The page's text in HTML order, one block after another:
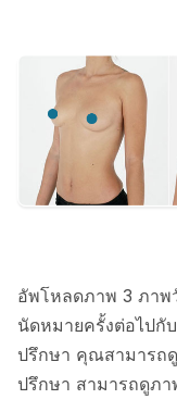
อัพโหลดภาพ 3 ภาพ
นัดหมายครั้งต่อไปกับ
ปรึกษา คุณสามารถ
ปรึกษา สามารถดูภ